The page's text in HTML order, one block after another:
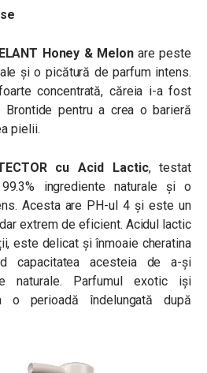
Honey & Melonare peste
și o picătură de parfum intens.
concentrată, căreia i-a fost
Brontide pentru a crea o barieră
pielii.
cu Acid Lactic, testat
ingrediente naturale și o
Acesta are PH-ul 4 și este un
extrem de eficient. Acidul lactic
este delicat și înmoaie cheratina
capacitatea acesteia de a-și
naturale. Parfumul exotic iși
o perioadă îndelungată după